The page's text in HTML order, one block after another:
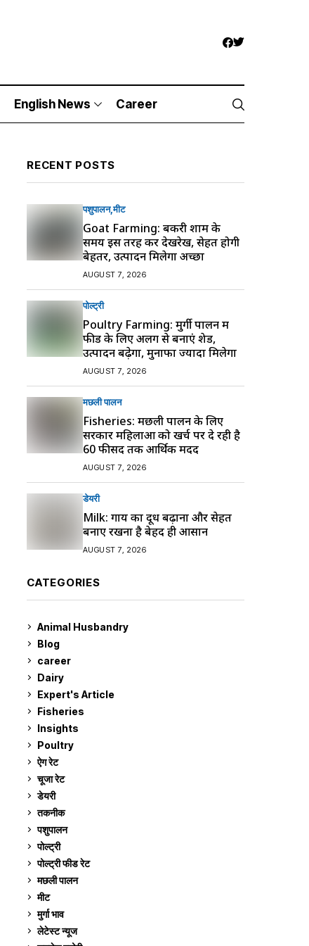
English News Career
RECENT POSTS
पशुपालन मीट
Goat Farming: बकरी शाम के
समय इस तरह करें देखरेख, सेहत होगी
बेहतर, उत्पादन मिलेगा अच्छा
AUGUST 7, 2026
पोल्ट्री
Poultry Farming: मुर्गी पालन में
फीड के लिए अलग से बनाएं शेड,
उत्पादन बढ़ेगा, मुनाफा ज्यादा मिलेगा
AUGUST 7, 2026
मछली पालन
Fisheries: मछली पालन के लिए
सरकार महिलाओं को खर्च पर दे रही है
60 फीसद तक आर्थिक मदद
AUGUST 7, 2026
डेयरी
Milk: गाय का दूध बढ़ाना और सेहत
बनाए रखना है बेहद ही आसान
AUGUST 7, 2026
CATEGORIES
Animal Husbandry
Blog
career
Dairy
Expert's Article
Fisheries
Insights
Poultry
ऐग रेट
चूजा रेट
डेयरी
तकनीक
पशुपालन
पोल्ट्री
पोल्ट्री फीड रेट
मछली पालन
मीट
मुर्गा भाव
लेटेस्ट न्यूज